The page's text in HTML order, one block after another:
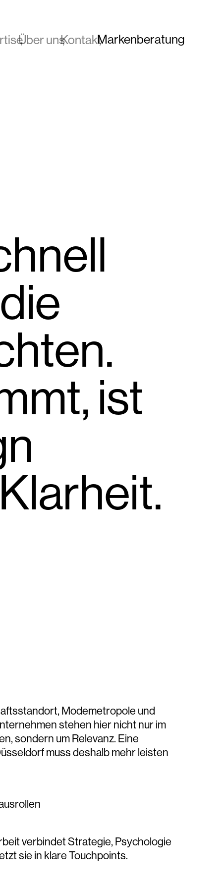
Über unsKontaktMarkenberatung
ist
, Modemetropole und
stehen hier nicht nur im
, sondern um Relevanz. Eine
muss deshalb mehr leisten
verbindetStrategie, Psychologie
sie in klare Touchpoints.